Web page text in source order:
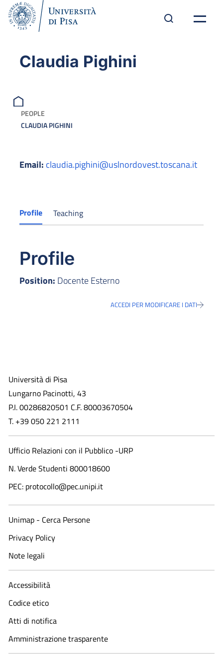
Claudia Pighini
PEOPLE
CLAUDIA PIGHINI
Email: claudia.pighini@uslnordovest.toscana.it
Profile Teaching
Profile
Position: Docente Esterno
ACCEDI PER MODIFICARE I DATI
Università di Pisa
Lungarno Pacinotti, 43
P.I. 00286820501 C.F. 80003670504
T. +39 050 221 2111
Ufficio Relazioni con il Pubblico -URP
N. Verde Studenti 800018600​
PEC: protocollo@pec.unipi.it
Unimap - Cerca Persone
Privacy Policy
Note legali
Accessibilità
Codice etico
Atti di notifica
Amministrazione trasparente